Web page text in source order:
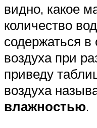
видно, какое
количество
содержаться
воздуха при
приведу
воздуха
влажностью.